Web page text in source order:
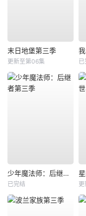
末日地堡第三季
更新至第06集 已
少年魔法师：后继者第三季
已完结